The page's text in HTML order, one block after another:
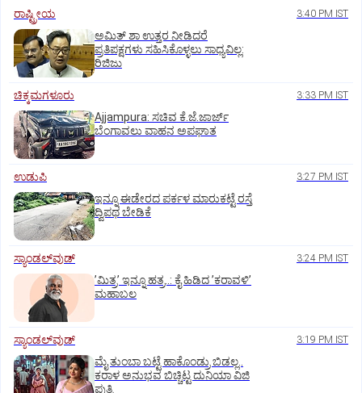
ರಾಷ್ಟ್ರೀಯ 3:40 PM IST
ಅಮಿತ್ ಶಾ ಉತ್ತರ ನೀಡಿದರೆ
ಪ್ರತಿಪಕ್ಷಗಳು ಸಹಿಸಿಕೊಳ್ಳಲು ಸಾಧ್ಯವಿಲ್ಲ:
ರಿಜಿಜು
ಚಿಕ್ಕಮಗಳೂರು 3:33 PM IST
Ajjampura: ಸಚಿವ ಕೆ.ಜೆ.ಜಾರ್ಜ್
ಬೆಂಗಾವಲು ವಾಹನ ಅಪಘಾತ
ಉಡುಪಿ 3:27 PM IST
ಇನ್ನೂ ಈಡೇರದ ಪರ್ಕಳ ಮಾರುಕಟ್ಟೆ ರಸ್ತೆ
ದ್ವಿಪಥ ಬೇಡಿಕೆ
ಸ್ಯಾಂಡಲ್‌ವುಡ್‌ 3:24 PM IST
ʼಮಿತ್ರʼ ಇನ್ನೂ ಹತ್ರ..: ಕೈ ಹಿಡಿದ ʼಕರಾವಳಿʼ
ಮಹಾಬಲ
ಸ್ಯಾಂಡಲ್‌ವುಡ್‌ 3:19 PM IST
ಮೈ ತುಂಬಾ ಬಟ್ಟೆ ಹಾಕೊಂಡ್ರು ಬಿಡಲ್ಲ..
ಕರಾಳ ಅನುಭವ ಬಿಚ್ಚಿಟ್ಟ ದುನಿಯಾ ವಿಜಿ
ಪುತ್ರಿ